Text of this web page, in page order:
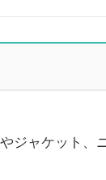
ジャケット、